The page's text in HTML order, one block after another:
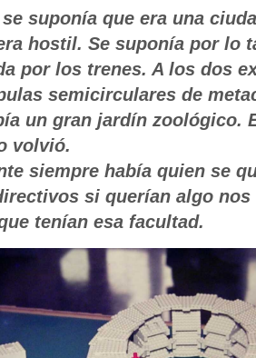
suponía que era una
hostil. Se suponía por lo
por los trenes. A los dos
semicirculares de
un gran jardín zoológico.
volvió.
siempre había quien se
si querían algo
tenían esa facultad.